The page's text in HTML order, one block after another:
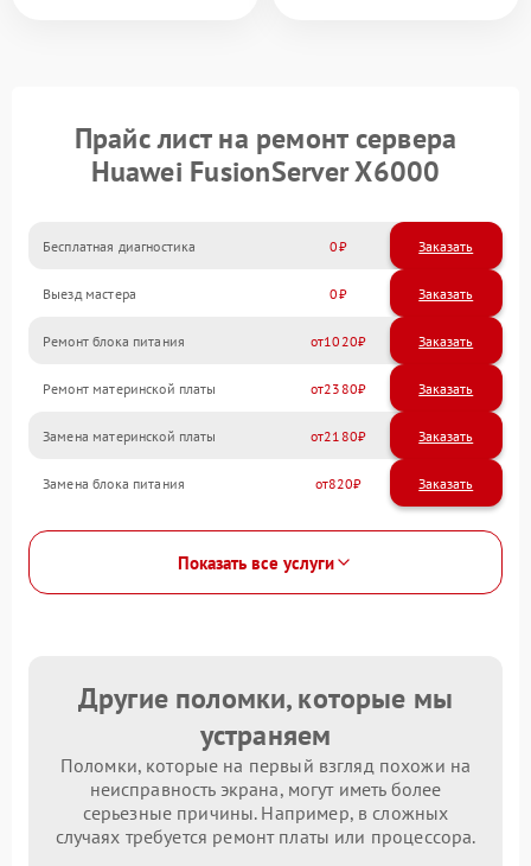
Прайс лист на ремонт сервера
Huawei FusionServer X6000
Бесплатная диагностика 0 Заказать
Выезд мастера 0 Заказать
Ремонт блока питания 1020
Ремонт материнской платы 2380
Замена материнской платы 2180
Замена блока питания 820
Показать все услуги
Другие поломки, которые мы
устраняем
Поломки, которые на первый взгляд похожи на
неисправность экрана, могут иметь более
серьезные причины. Например, в сложных
случаях требуется ремонт платы или процессора.